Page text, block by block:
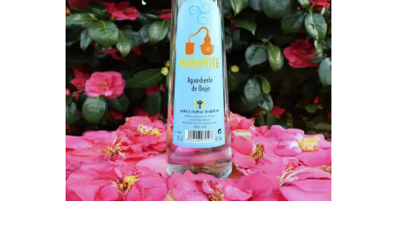
ENGADIR AO CARRO